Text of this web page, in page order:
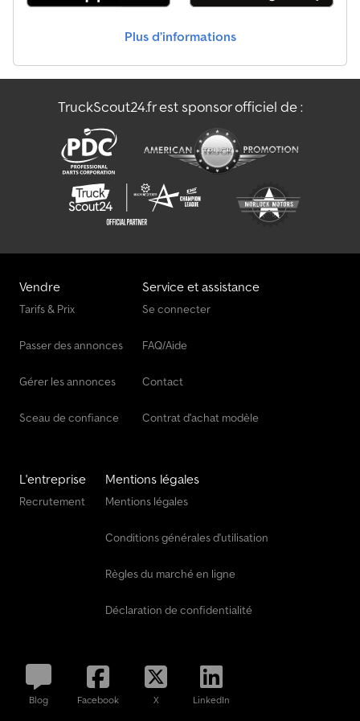
Mélangeur De Bitume
Müthing Autres Appareils
Véhicule De Livraison
Véhicule De Manœuvre
Plus d’informations
TruckScout24.fr est sponsor officiel de :
Vendre
Tarifs & Prix
Passer des annonces
Gérer les annonces
Sceau de confiance
Service et assistance
Se connecter
FAQ/Aide
Contact
Contrat d'achat modèle
L'entreprise
Recrutement
Mentions légales
Mentions légales
Conditions générales d'utilisation
Règles du marché en ligne
Déclaration de confidentialité
Blog Facebook X LinkedIn